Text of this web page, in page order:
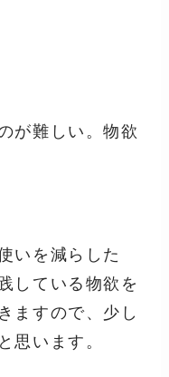
が難しい。物欲
いを減らした
している物欲を
ますので、少し
思います。